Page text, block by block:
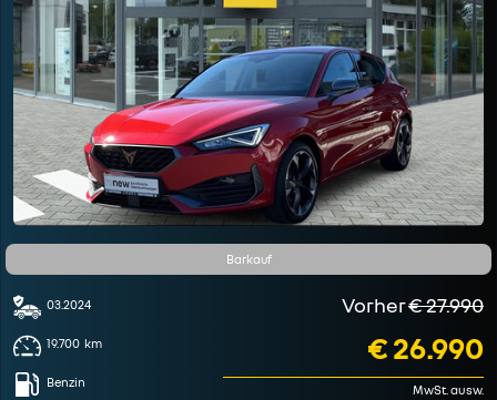
Barkauf
03.2024
19.700 km
Benzin
Vorher€ 27.990
€ 26.990
MwSt. ausw.